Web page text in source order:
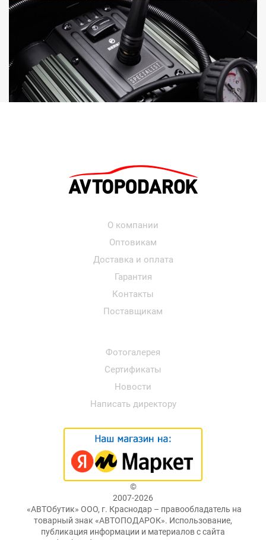
О компании
Оптовикам
Доставка и оплата
Гарантия
Контакты
Поставщикам
Фотогалерея
Сертификаты
Новости
Написать директору
©
2007-2026
«АВТОбутик» ООО, г. Краснодар – правообладатель на
товарный знак «АВТОПОДАРОК». Использование,
публикация информации и материалов с сайта